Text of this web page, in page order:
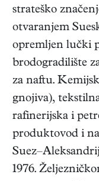
strateško
otvaranjem
opremljen lučki
brodogradilište
za naftu.
gnojiva),
rafinerijska i
produktovod i
1976.